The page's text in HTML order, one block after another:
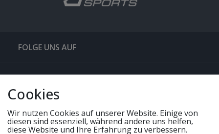
FOLGE UNS AUF
QUICKLINKS & TIPPS
Cookies
Wir nutzen Cookies auf unserer Website. Einige von
diesen sind essenziell, während andere uns helfen,
diese Website und Ihre Erfahrung zu verbessern.